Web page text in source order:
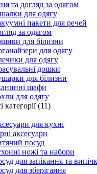
та догляд за одягом
для одягу
пакети для речей
за одягом
для білизни
для одягу
для одягу
дошки
для білизни
шафи
для одягу
категорії (11)
для кухні
аксесуари
посуд
ножі та набори
для запікання та
для зберігання